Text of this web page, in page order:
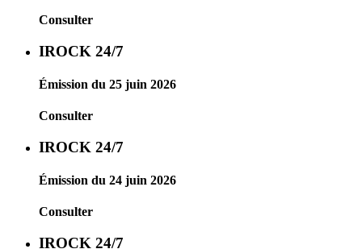
Consulter
IROCK 24/7
Émission du 25 juin 2026
Consulter
IROCK 24/7
Émission du 24 juin 2026
Consulter
IROCK 24/7